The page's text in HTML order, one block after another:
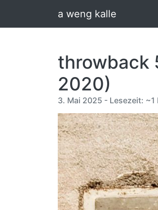
a weng kalle
throwback
2020)
3. Mai 2025 - Lesezeit: ~1